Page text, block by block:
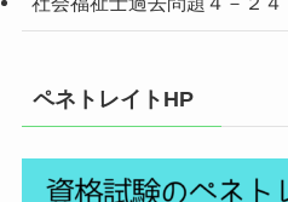
ペネトレイトHP